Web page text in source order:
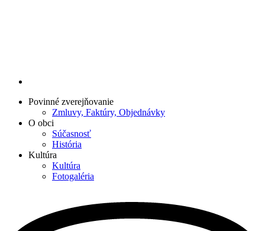
Povinné zverejňovanie
Zmluvy, Faktúry, Objednávky
O obci
Súčasnosť
História
Kultúra
Kultúra
Fotogaléria